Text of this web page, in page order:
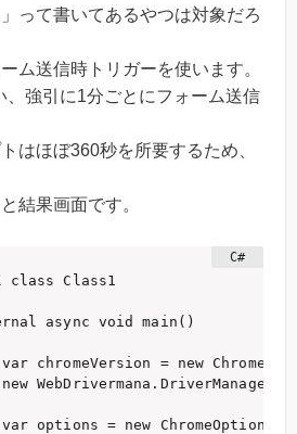
って書いてあるやつは対象だろ
ム送信時トリガーを使います。
強引に1分ごとにフォーム送信
はほぼ360秒を所要するため、
結果画面です。
class Class1
async void main()
chromeVersion = new
options = new